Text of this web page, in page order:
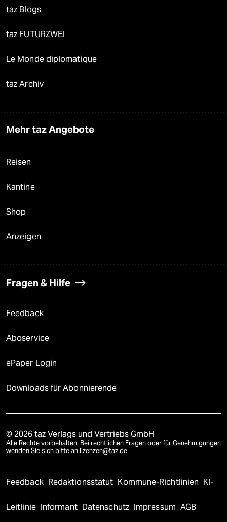
taz Blogs
taz FUTURZWEI
Le Monde diplomatique
taz Archiv
Mehr taz Angebote
Reisen
Kantine
Shop
Anzeigen
Fragen & Hilfe
Feedback
Aboservice
ePaper Login
Downloads für Abonnierende
© 2026 taz Verlags und Vertriebs GmbH
Alle Rechte vorbehalten. Bei rechtlichen Fragen oder für Genehmigungen
wenden Sie sich bitte an lizenzen@taz.de
Feedback Redaktionsstatut Kommune-Richtlinien KI-
Leitlinie Informant Datenschutz Impressum AGB